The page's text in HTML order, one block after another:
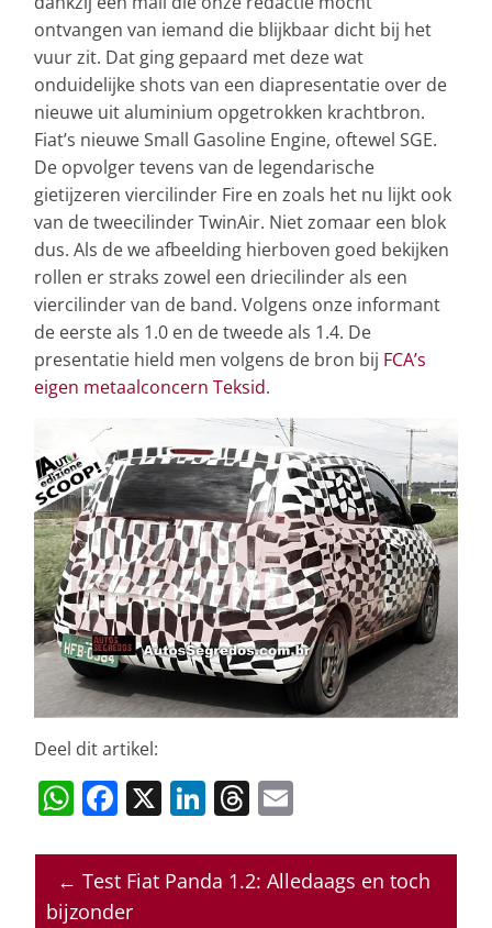
ontvangen van iemand die blijkbaar dicht bij het
vuur zit. Dat ging gepaard met deze wat
onduidelijke shots van een diapresentatie over de
nieuwe uit aluminium opgetrokken krachtbron.
Fiat’s nieuwe Small Gasoline Engine, oftewel SGE.
De opvolger tevens van de legendarische
gietijzeren viercilinder Fire en zoals het nu lijkt ook
van de tweecilinder TwinAir. Niet zomaar een blok
dus. Als de we afbeelding hierboven goed bekijken
rollen er straks zowel een driecilinder als een
viercilinder van de band. Volgens onze informant
de eerste als 1.0 en de tweede als 1.4. De
presentatie hield men volgens de bron bij FCA’s
eigen metaalconcern Teksid.
Deel dit artikel:
W
h
at
s
F
a
c
e
X Li
n
k
e
T
h
re
a
ai
l
← Test Fiat Panda 1.2: Alledaags en toch
bijzonder